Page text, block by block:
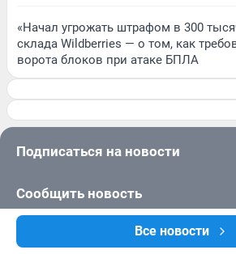
Все новости
«Начал угрожать штрафом в 300
склада Wildberries — о том, как
ворота блоков при атаке БПЛА
Подписаться на новости
Сообщить новость